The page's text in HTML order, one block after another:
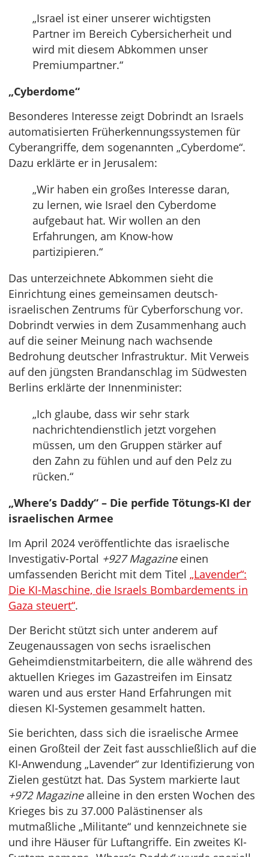
„Israel ist einer unserer wichtigsten
Partner im Bereich Cybersicherheit und
wird mit diesem Abkommen unser
Premiumpartner.“
„Cyberdome“
Besonderes Interesse zeigt Dobrindt an Israels
automatisierten Früherkennungssystemen für
Cyberangriffe, dem sogenannten „Cyberdome“.
Dazu erklärte er in Jerusalem:
„Wir haben ein großes Interesse daran,
zu lernen, wie Israel den Cyberdome
aufgebaut hat. Wir wollen an den
Erfahrungen, am Know-how
partizipieren.“
Das unterzeichnete Abkommen sieht die
Einrichtung eines gemeinsamen deutsch-
israelischen Zentrums für Cyberforschung vor.
Dobrindt verwies in dem Zusammenhang auch
auf die seiner Meinung nach wachsende
Bedrohung deutscher Infrastruktur. Mit Verweis
auf den jüngsten Brandanschlag im Südwesten
Berlins erklärte der Innenminister:
„Ich glaube, dass wir sehr stark
nachrichtendienstlich jetzt vorgehen
müssen, um den Gruppen stärker auf
den Zahn zu fühlen und auf den Pelz zu
rücken.“
„Where’s Daddy“ – Die perfide Tötungs-KI der
israelischen Armee
Im April 2024 veröffentlichte das israelische
Investigativ-Portal +927 Magazine einen
umfassenden Bericht mit dem Titel „Lavender“:
Die KI-Maschine, die Israels Bombardements in
Gaza steuert“.
Der Bericht stützt sich unter anderem auf
Zeugenaussagen von sechs israelischen
Geheimdienstmitarbeitern, die alle während des
aktuellen Krieges im Gazastreifen im Einsatz
waren und aus erster Hand Erfahrungen mit
diesen KI-Systemen gesammelt hatten.
Sie berichten, dass sich die israelische Armee
einen Großteil der Zeit fast ausschließlich auf die
KI-Anwendung „Lavender“ zur Identifizierung von
Zielen gestützt hat. Das System markierte laut
+972 Magazinealleine in den ersten Wochen des
Krieges bis zu 37.000 Palästinenser als
mutmaßliche „Militante“ und kennzeichnete sie
und ihre Häuser für Luftangriffe. Ein zweites KI-